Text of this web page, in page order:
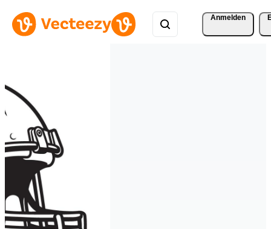
Anmelden